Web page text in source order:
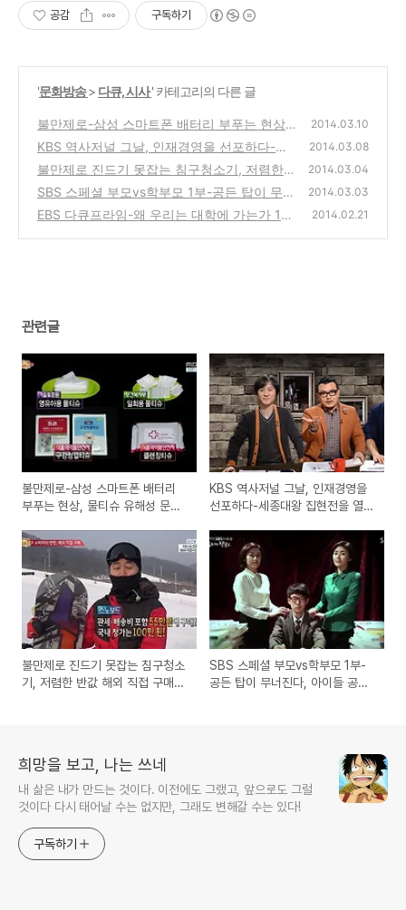
공감 구독하기
'문화방송> 다큐, 시사' 카테고리의 다른 글
불만제로-삼성 스마트폰 배터리 부푸는 현상,
물티슈 유해성 문제와 안전한 제품은?
(0)
2014.03.10
KBS 역사저널 그날, 인재경영을 선포하다-세
종대왕 집현전을 열던 날에 대한 토크쇼 방송
(1)
2014.03.08
불만제로 진드기 못잡는 침구청소기, 저렴한
반값 해외 직접 구매(직구) 쇼핑
(0)
2014.03.04
SBS 스페셜 부모vs학부모 1부-공든 탑이 무너
진다, 아이들 공부와 교육 어떻게 시킬것인가?
2014.03.03
EBS 다큐프라임-왜 우리는 대학에 가는가 1부
2014.02.21
관련글
불만제로-삼성 스마트폰 배터리
부푸는 현상, 물티슈 유해성 문제
KBS 역사저널 그날, 인재경영을
선포하다-세종대왕 집현전을 열던
불만제로 진드기 못잡는 침구청소
기, 저렴한 반값 해외 직접 구매
SBS 스페셜 부모vs학부모 1부-
공든 탑이 무너진다, 아이들 공부
희망을 보고, 나는 쓰네
내 삶은 내가 만드는 것이다. 이전에도 그랬고, 앞으로도 그럴
것이다 다시 태어날 수는 없지만, 그래도 변해갈 수는 있다!
구독하기